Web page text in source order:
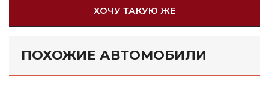
ХОЧУ ТАКУЮ ЖЕ
ПОХОЖИЕ АВТОМОБИЛИ